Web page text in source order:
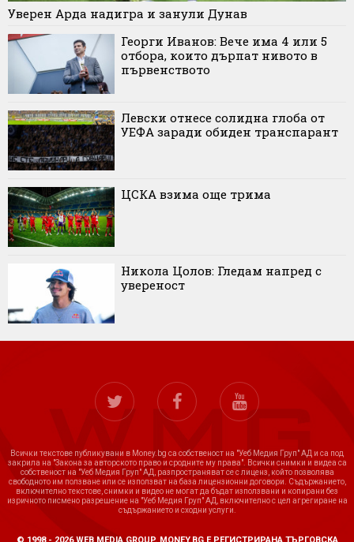
Уверен Арда надигра и занули Дунав
Георги Иванов: Вече има 4 или 5
отбора, които дърпат нивото в
първенството
Левски отнесе солидна глоба от
УЕФА заради обиден транспарант
ЦСКА взима още трима
Никола Цолов: Гледам напред с
увереност
Всички текстове публикувани в Money.bg са собственост на "Уеб Медия Груп" АД и са под
закрила на "Закона за авторското право и сродните му права". Всички снимки и видеа са
собственост на "Уеб Медия Груп" АД, разпространяват се с лиценз, който позволява
свободното им ползване или се използват на база лицензионни договори. Съдържанието,
включително текстове, снимки и видео не могат да бъдат използвани и копирани без
изричното писмено разрешение на "Уеб Медия Груп" АД, включително с цел агрегиране на
съдържанието и сходни услуги.
© 1998 - 2026 WEB MEDIA GROUP. MONEY.BG Е РЕГИСТРИРАНА ТЪРГОВСКА